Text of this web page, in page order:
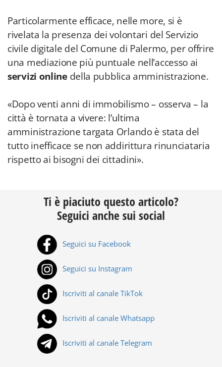
Particolarmente efficace, nelle more, si è
rivelata la presenza dei volontari del Servizio
civile digitale del Comune di Palermo, per offrire
una mediazione più puntuale nell’accesso ai
servizi onlinedella pubblica amministrazione.
«Dopo venti anni di immobilismo – osserva – la
città è tornata a vivere: l’ultima
amministrazione targata Orlando è stata del
tutto inefficace se non addirittura rinunciataria
rispetto ai bisogni dei cittadini».
Ti è piaciuto questo articolo?
Seguici anche sui social
Seguici su Facebook
Seguici su Instagram
Iscriviti al canale TikTok
Iscriviti al canale Whatsapp
Iscriviti al canale Telegram